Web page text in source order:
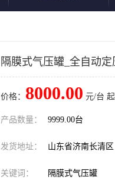
隔膜式气压罐_全自动
价格： 8000.00 元/台 起
产品数量： 9999.00台
发货地址： 山东省济南长清区
关键词： 隔膜式气压罐